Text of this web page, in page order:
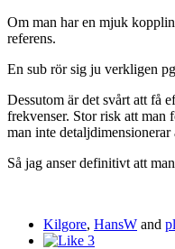
Om man har en mjuk
referens.
En sub rör sig ju verkligen
Dessutom är det svårt att få
frekvenser. Stor risk att man
man inte
Så jag anser definitivt att
Kilgore, HansW and
3